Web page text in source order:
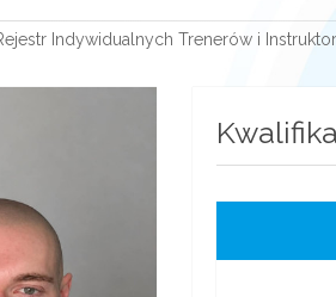
Indywidualnych Trenerów i